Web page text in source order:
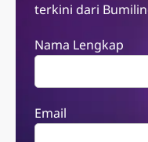
terkini dari
Nama Lengkap
Email